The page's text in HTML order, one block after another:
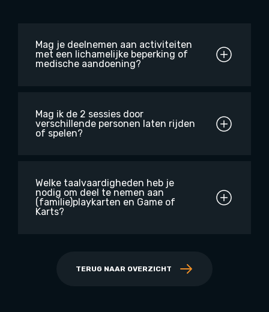
Mag je deelnemen aan activiteiten
met een lichamelijke beperking of
medische aandoening?
Mag ik de 2 sessies door
verschillende personen laten rijden
of spelen?
Welke taalvaardigheden heb je
nodig om deel te nemen aan
(familie)playkarten en Game of
Karts?
TERUG NAAR OVERZICHT